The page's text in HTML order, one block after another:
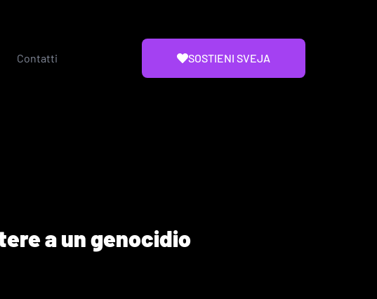
Contatti SOSTIENI SVEJA
a un genocidio